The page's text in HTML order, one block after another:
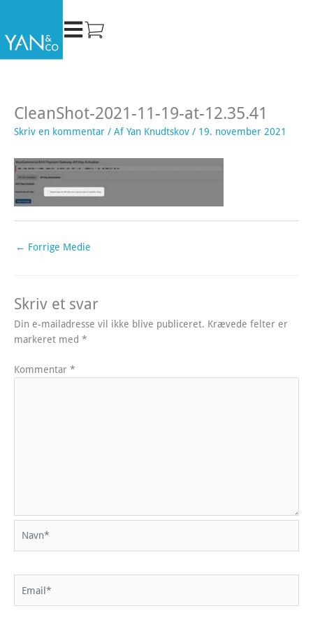
indholdet
CleanShot-2021-11-19-at-12.35.41
Skriv en kommentar / Af Yan Knudtskov / 19. november 2021
← Forrige Medie
Skriv et svar
Din e-mailadresse vil ikke blive publiceret. Krævede felter er
markeret med *
Kommentar *